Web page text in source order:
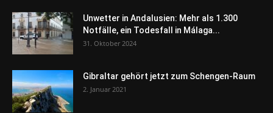
Unwetter in Andalusien: Mehr als 1.300
Notfälle, ein Todesfall in Málaga...
31. Oktober 2024
Gibraltar gehört jetzt zum Schengen-Raum
2. Januar 2021